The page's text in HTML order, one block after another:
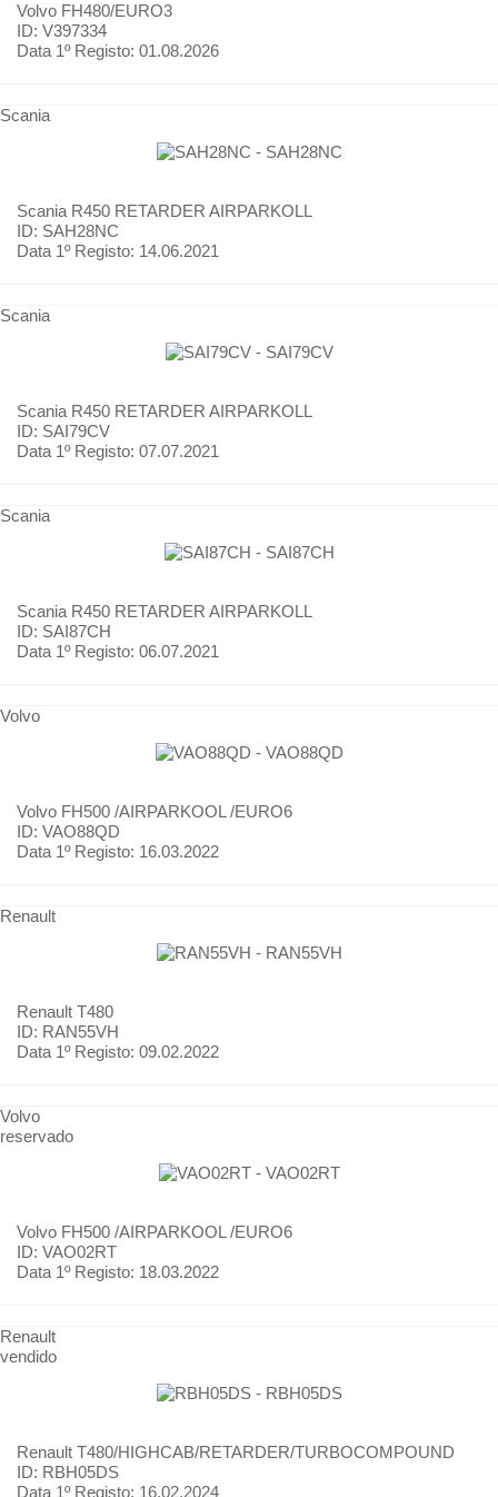
Volvo FH480/EURO3
ID: V397334
Data 1º Registo: 01.08.2026
Scania
Scania R450 RETARDER AIRPARKOLL
ID: SAH28NC
Data 1º Registo: 14.06.2021
Scania
Scania R450 RETARDER AIRPARKOLL
ID: SAI79CV
Data 1º Registo: 07.07.2021
Scania
Scania R450 RETARDER AIRPARKOLL
ID: SAI87CH
Data 1º Registo: 06.07.2021
Volvo
Volvo FH500 /AIRPARKOOL /EURO6
ID: VAO88QD
Data 1º Registo: 16.03.2022
Renault
Renault T480
ID: RAN55VH
Data 1º Registo: 09.02.2022
Volvo
reservado
Volvo FH500 /AIRPARKOOL /EURO6
ID: VAO02RT
Data 1º Registo: 18.03.2022
Renault
vendido
Renault T480/HIGHCAB/RETARDER/TURBOCOMPOUND
ID: RBH05DS
Data 1º Registo: 16.02.2024